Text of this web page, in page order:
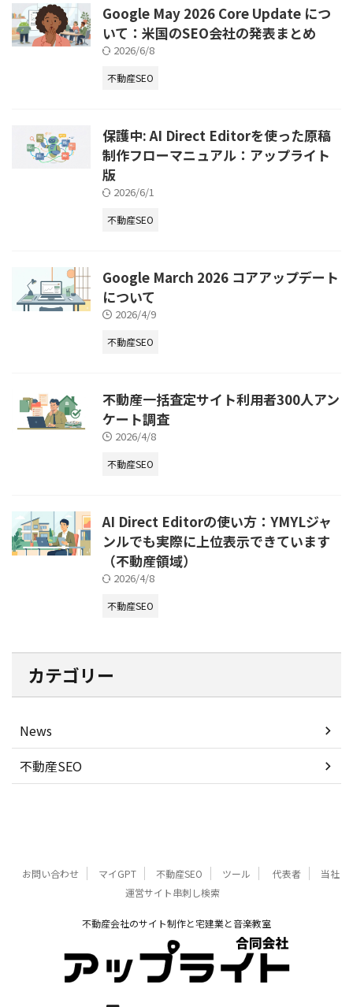
Google May 2026 Core Update につ
いて：米国のSEO会社の発表まとめ
2026/6/8
不動産SEO
保護中: AI Direct Editorを使った原稿
制作フローマニュアル：アップライト
版
2026/6/1
不動産SEO
Google March 2026 コアアップデート
について
2026/4/9
不動産SEO
不動産一括査定サイト利用者300人アン
ケート調査
2026/4/8
不動産SEO
AI Direct Editorの使い方：YMYLジャ
ンルでも実際に上位表示できています
（不動産領域）
2026/4/8
不動産SEO
カテゴリー
News
不動産SEO
お問い合わせ マイGPT 不動産SEO ツール 代表者
当社
運営サイト串刺し検索
不動産会社のサイト制作と宅建業と音楽教室